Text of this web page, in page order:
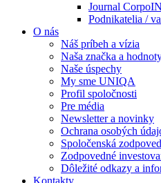
Journal
Podnikatelia /
O nás
Náš príbeh a vízia
Naša značka a
Naše úspechy
My sme UNIQA
Profil spoločnosti
Pre média
Newsletter a novinky
Ochrana osobých
Spoločenská
Zodpovedné
Dôležité odkazy a
Kontakty